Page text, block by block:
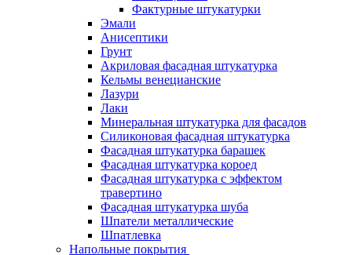
Фактурные штукатурки
Эмали
Анисептики
Грунт
Акриловая фасадная штукатурка
Кельмы венецианские
Лазури
Лаки
Минеральная штукатурка для фасадов
Силиконовая фасадная штукатурка
Фасадная штукатурка барашек
Фасадная штукатурка короед
Фасадная штукатурка с эффектом
травертино
Фасадная штукатурка шуба
Шпатели металлические
Шпатлевка
Напольные покрытия